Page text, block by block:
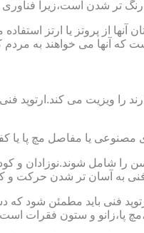
آنها از پروتز یا
که آنها می خواهند به
را ویزیت می
مصنوعی یا مفاصل مچ پا
مسن را شامل
به آسان تر شدن حرکت و
فنی باید مطمئن شود که
پا،زانو و ستون فقرات